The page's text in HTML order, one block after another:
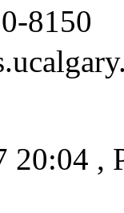
8150
20:04 ,